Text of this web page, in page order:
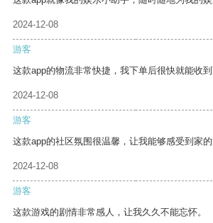
2024-12-08
游客
这款app的物流非常快捷，我下单后很快就能收到
2024-12-08
游客
这款app的社区氛围很温馨，让我能够感受到家的
2024-12-08
游客
这款游戏的剧情非常感人，让我久久不能忘怀。